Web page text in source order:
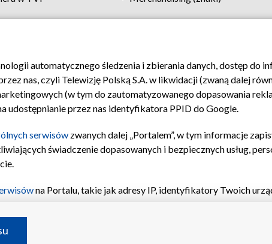
Moje zgody Pomoc Biuro reklamy Kontakt
automatycznego śledzenia i zbierania danych, dostęp do
nas, czyli Telewizję Polską S.A. w likwidacji (zwaną dalej
(w tym do zautomatyzowanego dopasowania
udostępnianie przez nas identyfikatora PPID do Google.
serwisów zwanych dalej „Portalem”, w tym informacje
świadczenie dopasowanych i bezpiecznych usług,
na Portalu, takie jak adresy IP, identyfikatory Twoich
urządzeniu lub dostęp do nich, wyboru podstawowych
treści, wyboru spersonalizowanych treści, pomiaru